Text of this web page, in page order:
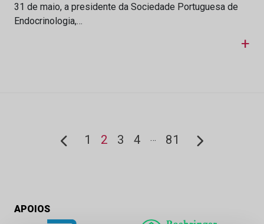
31 de maio, a presidente da Sociedade Portuguesa de
Endocrinologia,…
+
1 2 3 4 … 81
APOIOS